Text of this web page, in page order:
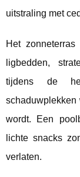
uitstraling met
Het
ligbedden,
tijdens de
schaduwplekken
wordt. Een
lichte snacks
verlaten.